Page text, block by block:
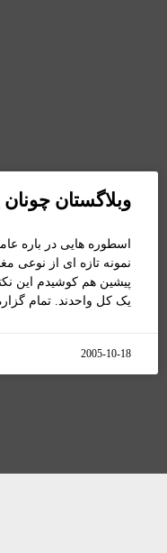
وبلاگستان
اسطوره هايی در باره
نمونه تازه ای از نوعی
پيشين هم کوشيدم اين
يک کل واحدند. تمام
2005-10-18